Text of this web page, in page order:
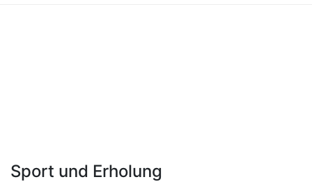
Sport und Erholung